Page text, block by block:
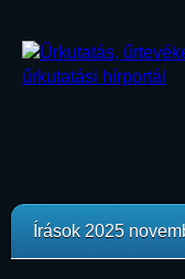
Írások 2025